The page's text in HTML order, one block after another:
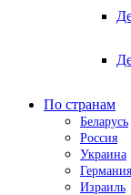
По странам
Беларусь
Россия
Украина
Германия
Израиль